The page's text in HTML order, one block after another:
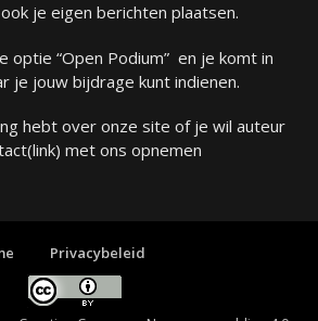
je eigen berichten plaatsen.
optie “Open Podium” en je komt in
je jouw bijdrage kunt indienen.
hebt over onze site of je wil auteur
(link) met ons opnemen
Privacybeleid